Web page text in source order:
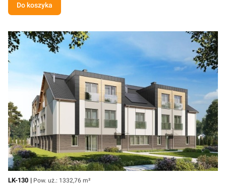
Do koszyka
Kod
LK-130 Powierzchnia użytkowa
Pow. uż.: 1332,76 m²